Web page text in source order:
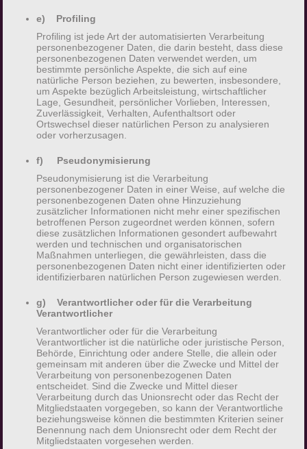
Begrifflichkeiten, die durch den Europäischen
Richtlinien- und Verordnungsgeber beim Erlass
der Datenschutz-Grundverordnung (DS-GVO)
verwendet wurden. Unsere Datenschutzerklärung
soll sowohl für die Öffentlichkeit als auch für
unsere Kunden und Geschäftspartner einfach
lesbar und verständlich sein. Um dies zu
gewährleisten, möchten wir vorab die
Wir verwenden in dieser Datenschutzerklärung
unter anderem die folgenden Begriffe:
a) personenbezogene Daten
Personenbezogene Daten sind alle
Informationen, die sich auf eine identifizierte
Folgenden „betroffene Person") beziehen. Als
identifizierbar wird eine natürliche Person
angesehen, die direkt oder indirekt,
insbesondere mittels Zuordnung zu einer
Kennung wie einem Namen, zu einer
Kennnummer, zu Standortdaten, zu einer
Online-Kennung oder zu einem oder mehreren
besonderen Merkmalen, die Ausdruck der
physischen, physiologischen, genetischen,
e) Profiling
Profiling ist jede Art der automatisierten Verarbeitung
personenbezogener Daten, die darin besteht, dass diese
personenbezogenen Daten verwendet werden, um
bestimmte persönliche Aspekte, die sich auf eine
natürliche Person beziehen, zu bewerten, insbesondere,
um Aspekte bezüglich Arbeitsleistung, wirtschaftlicher
Lage, Gesundheit, persönlicher Vorlieben, Interessen,
Zuverlässigkeit, Verhalten, Aufenthaltsort oder
Ortswechsel dieser natürlichen Person zu analysieren
oder vorherzusagen.
f) Pseudonymisierung
Pseudonymisierung ist die Verarbeitung
personenbezogener Daten in einer Weise, auf welche die
personenbezogenen Daten ohne Hinzuziehung
zusätzlicher Informationen nicht mehr einer spezifischen
betroffenen Person zugeordnet werden können, sofern
diese zusätzlichen Informationen gesondert aufbewahrt
werden und technischen und organisatorischen
Maßnahmen unterliegen, die gewährleisten, dass die
personenbezogenen Daten nicht einer identifizierten oder
identifizierbaren natürlichen Person zugewiesen werden.
g) Verantwortlicher oder für die Verarbeitung
Verantwortlicher
Verantwortlicher oder für die Verarbeitung
Verantwortlicher ist die natürliche oder juristische Person,
Behörde, Einrichtung oder andere Stelle, die allein oder
gemeinsam mit anderen über die Zwecke und Mittel der
Verarbeitung von personenbezogenen Daten
entscheidet. Sind die Zwecke und Mittel dieser
Verarbeitung durch das Unionsrecht oder das Recht der
Mitgliedstaaten vorgegeben, so kann der Verantwortliche
beziehungsweise können die bestimmten Kriterien seiner
Benennung nach dem Unionsrecht oder dem Recht der
Mitgliedstaaten vorgesehen werden.